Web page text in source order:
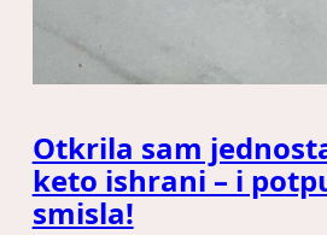
Otkrila sam
keto ishrani – i
smisla!